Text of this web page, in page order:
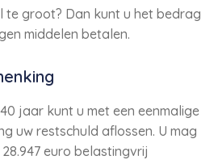
te groot? Dan kunt u het bedrag
middelen betalen.
jaar kunt u met een eenmalige
uw restschuld aflossen. U mag
euro belastingvrij